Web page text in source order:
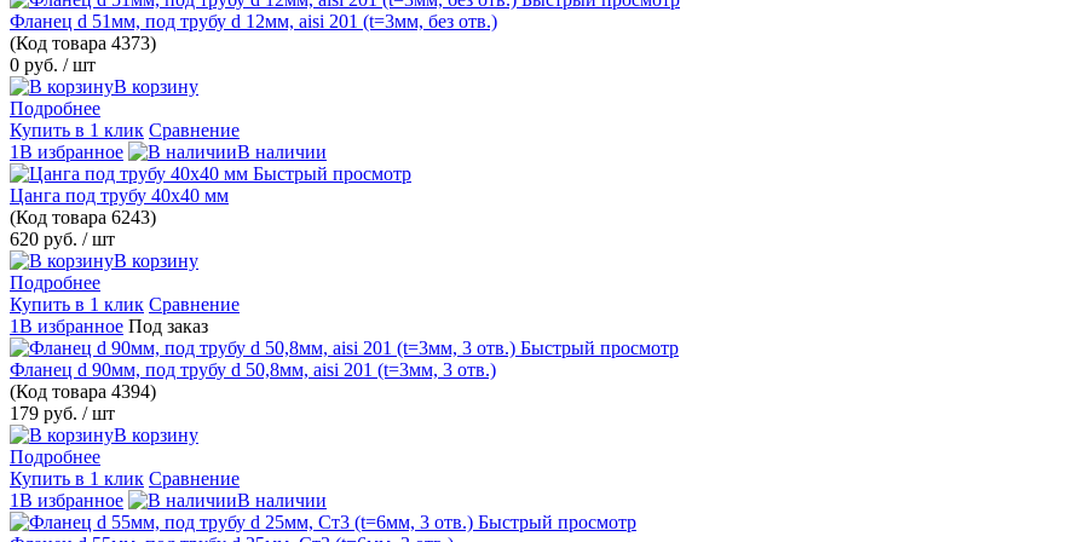
Фланец d 51мм, под трубу d 12мм, aisi 201 (t=3мм, без отв.)
(Код товара 4373)
0 руб. / шт
В корзину
Подробнее
Купить в 1 клик Сравнение
1В избранное
В наличии
Быстрый просмотр
Цанга под трубу 40х40 мм
(Код товара 6243)
620 руб. / шт
В корзину
Подробнее
Купить в 1 клик Сравнение
1В избранное Под заказ
Быстрый просмотр
Фланец d 90мм, под трубу d 50,8мм, aisi 201 (t=3мм, 3 отв.)
(Код товара 4394)
179 руб. / шт
В корзину
Подробнее
Купить в 1 клик Сравнение
1В избранное
В наличии
Быстрый просмотр